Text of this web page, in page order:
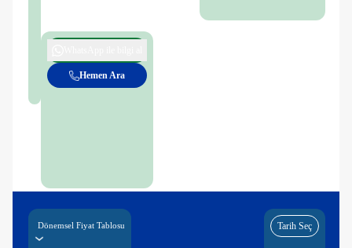
Hemen Ara
Dönemsel Fiyat Tablosu Tarih Seç